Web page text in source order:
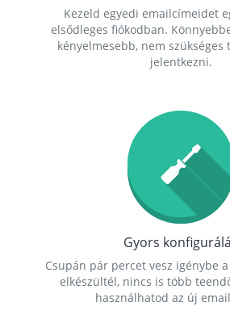
Kezeld egyedi emailcímeidet
elsődleges fiókodban.
kényelmesebb, nem szükséges
jelentkezni.
Gyors
Csupán pár percet vesz igénybe
elkészültél, nincs is több
használhatod az új